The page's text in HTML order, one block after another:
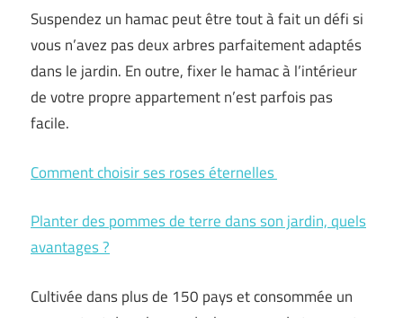
Suspendez un hamac peut être tout à fait un défi si
vous n’avez pas deux arbres parfaitement adaptés
dans le jardin. En outre, fixer le hamac à l’intérieur
de votre propre appartement n’est parfois pas
facile.
Comment choisir ses roses éternelles
Planter des pommes de terre dans son jardin, quels
avantages ?
Cultivée dans plus de 150 pays et consommée un